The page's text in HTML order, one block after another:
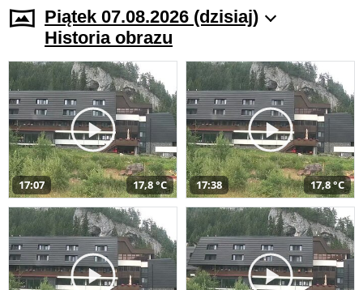
Piątek 07.08.2026 (dzisiaj)
Historia obrazu
17:07 17,8 °C 17:38 17,8 °C